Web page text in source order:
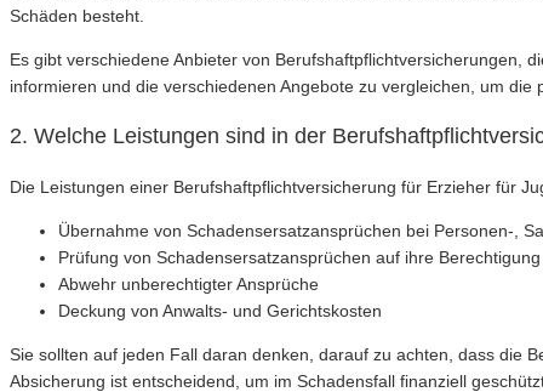
Schäden besteht.
Es gibt verschiedene Anbieter von Berufshaftpflichtversicherungen,
informieren und die verschiedenen Angebote zu vergleichen, um die
2. Welche Leistungen sind in der
Die Leistungen einer Berufshaftpflichtversicherung für Erzieher für
Übernahme von Schadensersatzansprüchen bei Personen-,
Prüfung von Schadensersatzansprüchen auf ihre Berechtigung
Abwehr unberechtigter Ansprüche
Deckung von Anwalts- und Gerichtskosten
Sie sollten auf jeden Fall daran denken, darauf zu achten, dass die
Absicherung ist entscheidend, um im Schadensfall finanziell